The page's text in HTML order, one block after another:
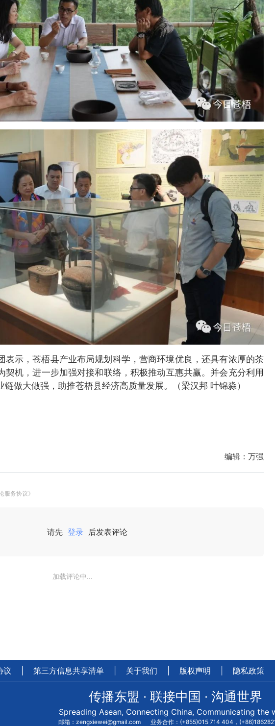
表示，苍梧县产业布局规划科学，营商环境优良，还具有浓厚的茶
契机，进一步加强对接和联络，积极推动互惠共赢。并会充分利用
做大做强，助推苍梧县经济高质量发展。（梁汉邦 叶锦淼）
编辑： 万强
服务协议》
请先 登录 后发表评论
加载评论中...
议 第三方信息共享清单 关于我们 版权声明 隐私政策
传播东盟 · 联接中国 · 沟通世界
Spreading Asean, Connecting China, Communicating the
邮箱：zengxiewei@gmail.com 业务合作：(+855)015 714 404，